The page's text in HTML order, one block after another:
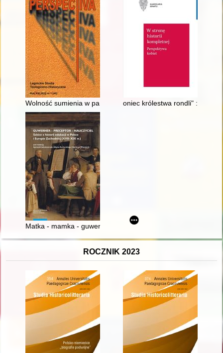
Wolność sumienia w państwie totalitarnym : relacje Włochy -
oniec królestwa rondli" : kim
Matka - mamka - guwernantka : kobiece role w procesie
ROCZNIK 2023